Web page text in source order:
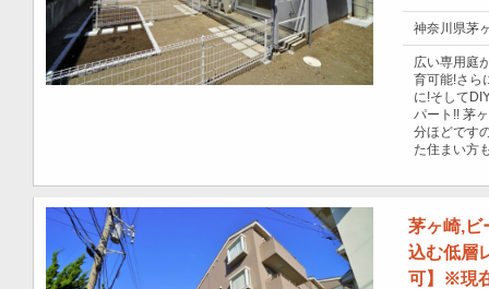
神奈川県茅
広い専用庭
育可能!さら
に!そして
パート!! 茅
分ほどです
た住まい方
茅ヶ崎,ビ
込む低層
可】※現